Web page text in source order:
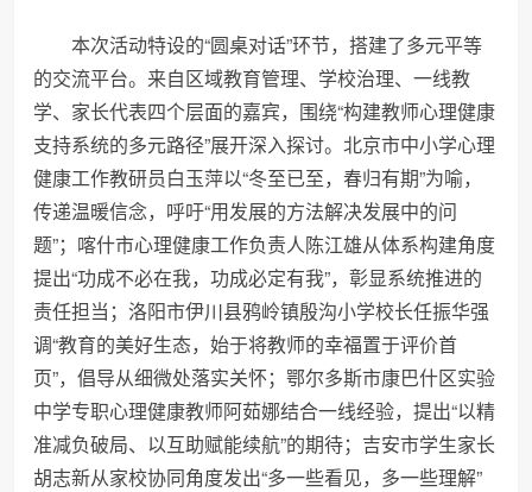
本次活动特设的“圆桌对话”环节，搭建了多元平等
的交流平台。来自区域教育管理、学校治理、一线教
学、家长代表四个层面的嘉宾，围绕“构建教师心理健康
支持系统的多元路径”展开深入探讨。北京市中小学心理
健康工作教研员白玉萍以“冬至已至，春归有期”为喻，
传递温暖信念，呼吁“用发展的方法解决发展中的问
题”；喀什市心理健康工作负责人陈江雄从体系构建角度
提出“功成不必在我，功成必定有我”，彰显系统推进的
责任担当；洛阳市伊川县鸦岭镇殷沟小学校长任振华强
调“教育的美好生态，始于将教师的幸福置于评价首
页”，倡导从细微处落实关怀；鄂尔多斯市康巴什区实验
中学专职心理健康教师阿茹娜结合一线经验，提出“以精
准减负破局、以互助赋能续航”的期待；吉安市学生家长
胡志新从家校协同角度发出“多一些看见，多一些理解”